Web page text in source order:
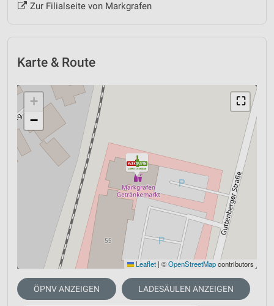
Zur Filialseite von Markgrafen
Karte & Route
⛶
+
−
Leaflet | ©OpenStreetMapcontributors
ÖPNV ANZEIGEN LADESÄULEN ANZEIGEN